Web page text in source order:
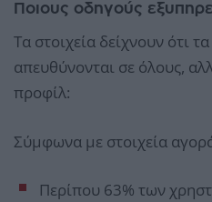
Ποιους οδηγούς
Τα στοιχεία δείχνουν ότι
απευθύνονται σε όλους,
προφίλ:
Σύμφωνα με στοιχεία
Περίπου 63% των